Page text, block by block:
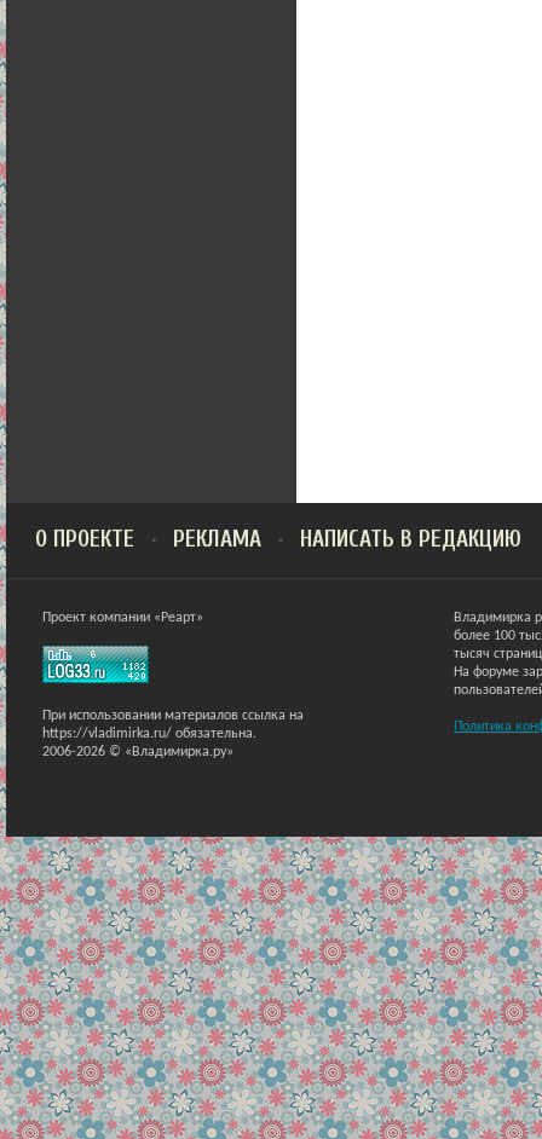
О ПРОЕКТЕ РЕКЛАМА НАПИСАТЬ В РЕДАКЦИЮ
Проект компании «Реарт»
При использовании материалов ссылка на
https://vladimirka.ru/ обязательна.
2006-2026 © «Владимирка.ру»
Владимирка
более 100
тысяч
На форуме
Политика